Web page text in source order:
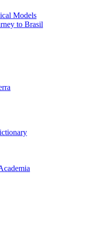
Models
to Brasil